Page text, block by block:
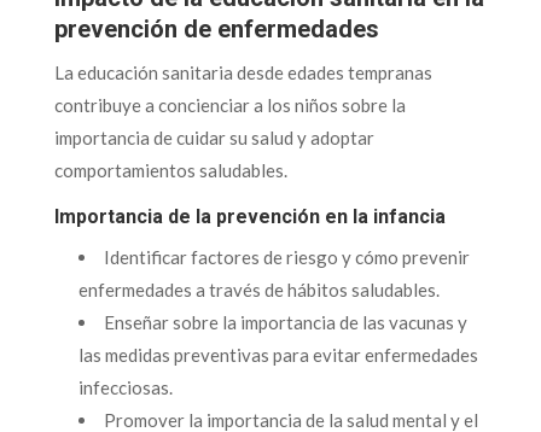
prevención de enfermedades
La educación sanitaria desde edades tempranas
contribuye a concienciar a los niños sobre la
importancia de cuidar su salud y adoptar
comportamientos saludables.
Importancia de la prevención en la infancia
Identificar factores de riesgo y cómo prevenir
enfermedades a través de hábitos saludables.
Enseñar sobre la importancia de las vacunas y
las medidas preventivas para evitar enfermedades
infecciosas.
Promover la importancia de la salud mental y el